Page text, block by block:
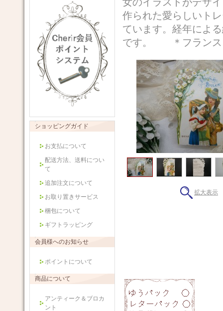
ショッピングガイド
お支払について
配送方法、送料につい
て
追加注文について
お取り置きサービス
梱包について
ギフトラッピング
会員様へのお知らせ
ポイントについて
商品について
アンティーク＆ブロカ
ント
作られた愛らしいト
ています。経年によ
です。 ＊フラン
拡大表示